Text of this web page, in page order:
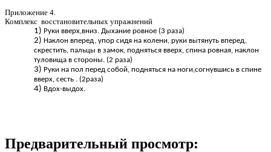
Приложение 4.
Комплекс восстановительных упражнений
Руки вверх,вниз. Дыхание ровное (3 раза)
Наклон вперед, упор сидя на колени, руки вытянуть вперед,
скрестить, пальцы в замок, подняться вверх, спина ровная, наклон
туловища в стороны. (2 раза)
Руки на пол перед собой, подняться на ноги,согнувшись в спине
вверх, сесть . (2раза)
Вдох-выдох.
Предварительный просмотр: